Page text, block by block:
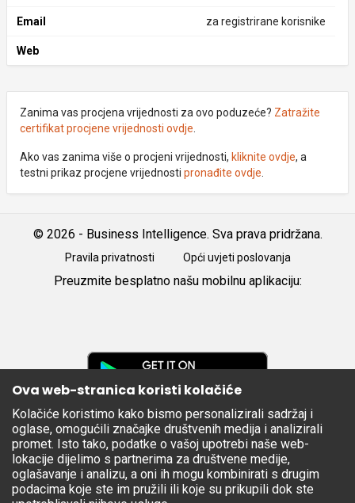
Email za registrirane korisnike
Web
Zanima vas procjena vrijednosti za ovo poduzeće? Zatražite
certifikat procjene vrijednosti ovdje
Ako vas zanima više o procjeni vrijednosti, kliknite ovdje, a
testni prikaz procjene vrijednosti pronađite ovdje
© 2026 - Business Intelligence. Sva prava pridržana.
Pravila privatnosti Opći uvjeti poslovanja
Preuzmite besplatno našu mobilnu aplikaciju:
Apple
Store
Ova web-stranica koristi kolačiće
Kolačiće koristimo kako bismo personalizirali sadržaj i
oglase, omogućili značajke društvenih medija i analizirali
promet. Isto tako, podatke o vašoj upotrebi naše web-
lokacije dijelimo s partnerima za društvene medije,
oglašavanje i analizu, a oni ih mogu kombinirati s drugim
podacima koje ste im pružili ili koje su prikupili dok ste